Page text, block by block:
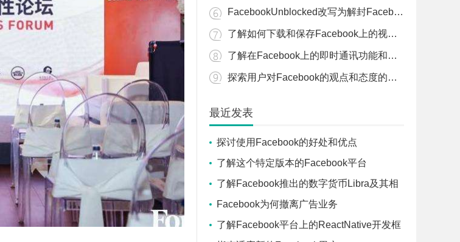
FacebookUnblocked改写为解封Facebook
了解如何下载和保存Facebook上的视频、照片等内容
了解在Facebook上的即时通讯功能和应用
探索用户对Facebook的观点和态度的变化
最近发表
探讨使用Facebook的好处和优点
了解这个特定版本的Facebook平台
了解Facebook推出的数字货币Libra及其相
关信息
Facebook为何撤离广告业务
了解Facebook平台上的ReactNative开发框